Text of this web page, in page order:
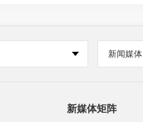
新闻媒体
新媒体矩阵